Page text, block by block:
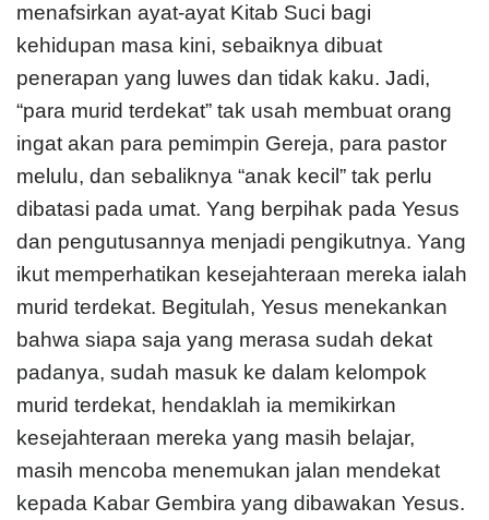
menafsirkan ayat-ayat Kitab Suci bagi
kehidupan masa kini, sebaiknya dibuat
penerapan yang luwes dan tidak kaku. Jadi,
“para murid terdekat” tak usah membuat orang
ingat akan para pemimpin Gereja, para pastor
melulu, dan sebaliknya “anak kecil” tak perlu
dibatasi pada umat. Yang berpihak pada Yesus
dan pengutusannya menjadi pengikutnya. Yang
ikut memperhatikan kesejahteraan mereka ialah
murid terdekat. Begitulah, Yesus menekankan
bahwa siapa saja yang merasa sudah dekat
padanya, sudah masuk ke dalam kelompok
murid terdekat, hendaklah ia memikirkan
kesejahteraan mereka yang masih belajar,
masih mencoba menemukan jalan mendekat
kepada Kabar Gembira yang dibawakan Yesus.